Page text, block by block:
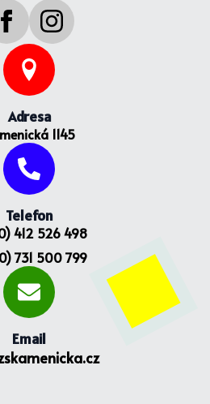
Adresa
1145
Telefon
412 526 498
731 500 799
Email